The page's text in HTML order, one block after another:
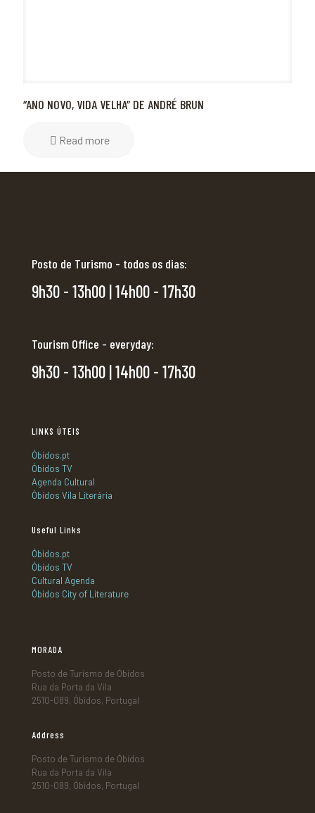
“ANO NOVO, VIDA VELHA” DE ANDRÉ BRUN
Read more
Posto de Turismo - todos os dias:
9h30 - 13h00 | 14h00 - 17h30
Tourism Office - everyday:
9h30 - 13h00 | 14h00 - 17h30
LINKS ÚTEIS
Óbidos.pt
Óbidos TV
Agenda Cultural
Óbidos Vila Literária
Useful Links
Óbidos.pt
Óbidos TV
Cultural Agenda
Óbidos City of Literature
MORADA
Posto de Turismo de Óbidos
Rua da Porta da Vila
2510-089, Óbidos, Portugal
Address
Posto de Turismo de Óbidos
Rua da Porta da Vila
2510-089, Óbidos, Portugal